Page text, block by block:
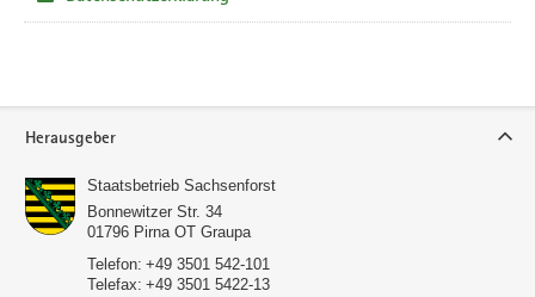
Herausgeber
Staatsbetrieb Sachsenforst
Bonnewitzer Str. 34
01796 Pirna OT Graupa
Telefon: +49 3501 542-101
Telefax: +49 3501 5422-13